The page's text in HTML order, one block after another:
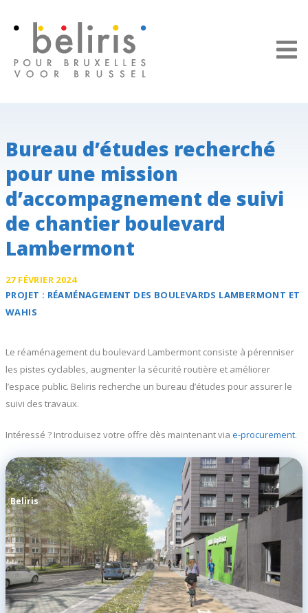
Bureau d’études recherché
pour une mission
d’accompagnement de suivi
de chantier boulevard
Lambermont
27 FÉVRIER 2024
PROJET : RÉAMÉNAGEMENT DES BOULEVARDS LAMBERMONT ET
WAHIS
Le réaménagement du boulevard Lambermont consiste à pérenniser
les pistes cyclables, augmenter la sécurité routière et améliorer
l’espace public. Beliris recherche un bureau d’études pour assurer le
suivi des travaux.
Intéressé ? Introduisez votre offre dès maintenant via e-procurement.
Beliris